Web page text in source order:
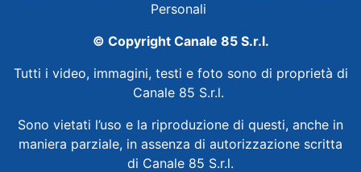
Personali
© Copyright Canale 85 S.r.l.
Tutti i video, immagini, testi e foto sono di proprietà di
Canale 85 S.r.l.
Sono vietati l’uso e la riproduzione di questi, anche in
maniera parziale, in assenza di autorizzazione scritta
di Canale 85 S.r.l.